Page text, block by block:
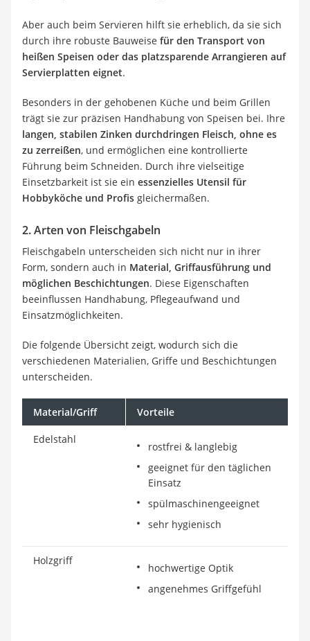
Aber auch beim Servieren hilft sie erheblich, da sie sich
durch ihre robuste Bauweise für den Transport von
heißen Speisen oder das platzsparende Arrangieren auf
Servierplatten eignet.
Besonders in der gehobenen Küche und beim Grillen
trägt sie zur präzisen Handhabung von Speisen bei. Ihre
langen, stabilen Zinken durchdringen Fleisch, ohne es
zu zerreißen, und ermöglichen eine kontrollierte
Führung beim Schneiden. Durch ihre vielseitige
Einsetzbarkeit ist sie ein essenzielles Utensil für
Hobbyköche und Profis gleichermaßen.
2. Arten von Fleischgabeln
Fleischgabeln unterscheiden sich nicht nur in ihrer
Form, sondern auch in Material, Griffausführung und
möglichen Beschichtungen. Diese Eigenschaften
beeinflussen Handhabung, Pflegeaufwand und
Einsatzmöglichkeiten.
Die folgende Übersicht zeigt, wodurch sich die
verschiedenen Materialien, Griffe und Beschichtungen
unterscheiden.
Material/Griff Vorteile
Edelstahl
rostfrei & langlebig
geeignet für den täglichen
Einsatz
spülmaschinengeeignet
sehr hygienisch
Holzgriff
hochwertige Optik
angenehmes Griffgefühl